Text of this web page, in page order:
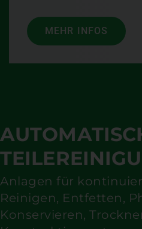
MEHR INFOS
Anlagen für
Reinigen, Entfetten,
Konservieren,